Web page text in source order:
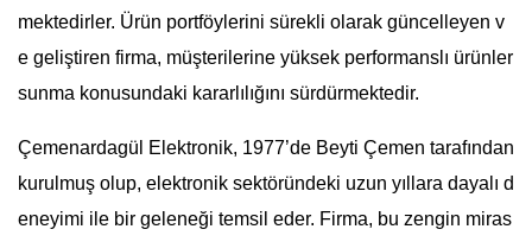
mektedirler. Ürün portföylerini sürekli olarak güncelleyen v
e geliştiren firma, müşterilerine yüksek performanslı ürünler
sunma konusundaki kararlılığını sürdürmektedir.
Çemenardagül Elektronik, 1977’de Beyti Çemen tarafından
kurulmuş olup, elektronik sektöründeki uzun yıllara dayalı d
eneyimi ile bir geleneği temsil eder. Firma, bu zengin miras